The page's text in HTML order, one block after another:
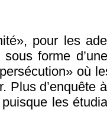
pour les
forme
où
Plus d’enquête
les